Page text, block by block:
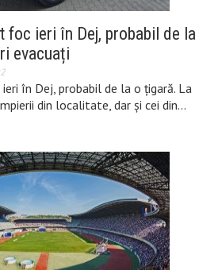
foc ieri în Dej, probabil de la
evacuați
în Dej, probabil de la o țigară. La
din localitate, dar și cei din…